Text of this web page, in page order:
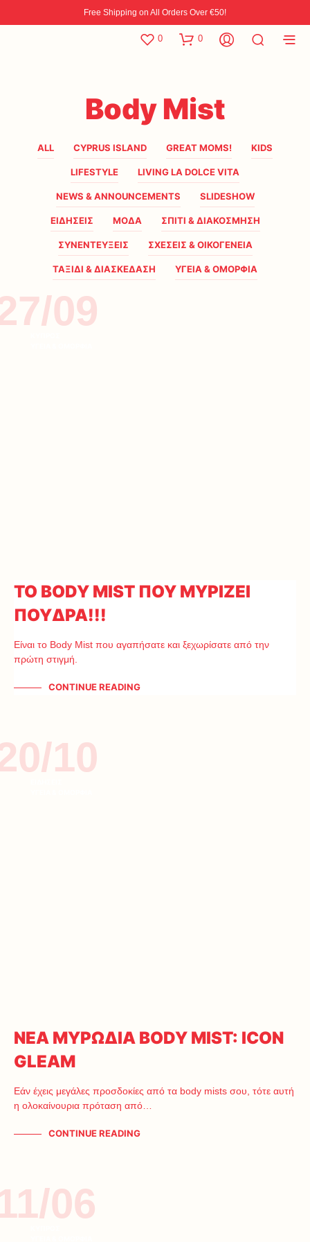
Free Shipping on All Orders Over €50!
0 0
Body Mist
ALL CYPRUS ISLAND GREAT MOMS! KIDS
LIFESTYLE LIVING LA DOLCE VITA
NEWS & ANNOUNCEMENTS SLIDESHOW
ΕΙΔΗΣΕΙΣ ΜΟΔΑ ΣΠΙΤΙ & ΔΙΑΚΟΣΜΗΣΗ
ΣΥΝΕΝΤΕΥΞΕΙΣ ΣΧΕΣΕΙΣ & ΟΙΚΟΓΕΝΕΙΑ
ΤΑΞΙΔΙ & ΔΙΑΣΚΕΔΑΣΗ ΥΓΕΙΑ & ΟΜΟΡΦΙΑ
09
TO BODY MIST ΠΟΥ ΜΥΡΙΖΕΙ
ΠΟΥΔΡΑ!!!
Είναι το Body Mist που αγαπήσατε και ξεχωρίσατε από την
πρώτη στιγμή.
CONTINUE READING
10
ΝΕΑ ΜΥΡΩΔΙΑ BODY MIST: ICON
GLEAM
Εάν έχεις μεγάλες προσδοκίες από τα body mists σου, τότε αυτή
η ολοκαίνουρια πρόταση από…
CONTINUE READING
06